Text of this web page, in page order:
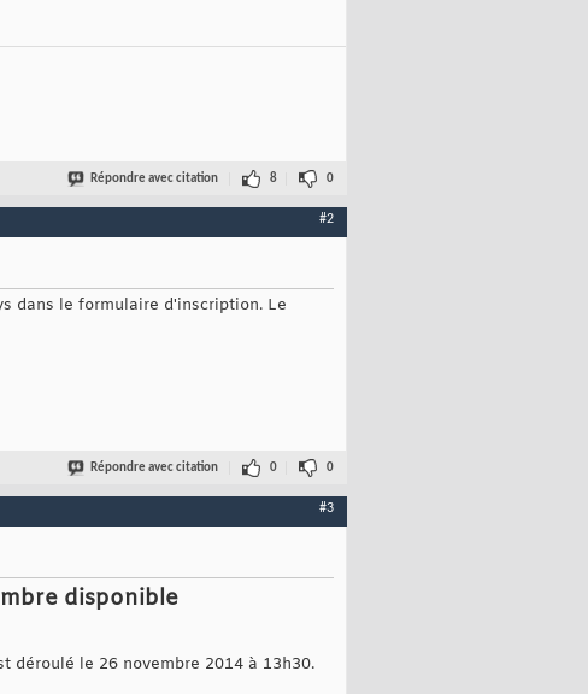
Répondre avec citation 8 0
#2
dans le formulaire d'inscription. Le
Répondre avec citation 0 0
#3
disponible
déroulé le 26 novembre 2014 à 13h30.